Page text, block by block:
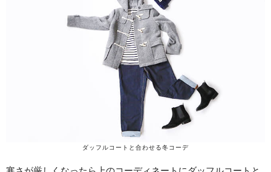
ダッフルコートと合わせる冬コーデ